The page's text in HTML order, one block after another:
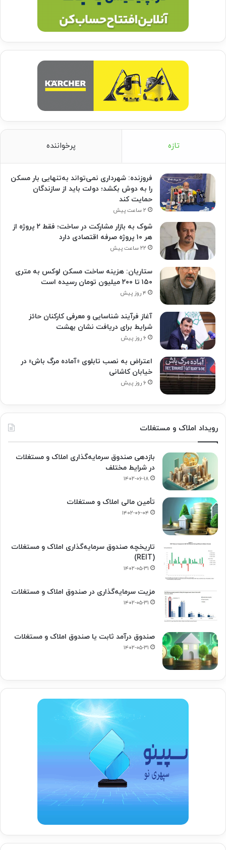
تازه پرخواننده
فروزنده: شهرداری نمی‌تواند به‌تنهایی بار مسکن
را به دوش بکشد؛ دولت باید از سازندگان
حمایت کند
۲ ساعت پیش
شوک به بازار مشارکت در ساخت؛ فقط ۲ پروژه از
هر ۱۰ پروژه صرفه اقتصادی دارد
۲۲ ساعت پیش
ستاریان: هزینه ساخت مسکن لوکس به متری
۱۵۰ تا ۲۰۰ میلیون تومان رسیده است
۴ روز پیش
آغاز فرآیند شناسایی و معرفی کارکنان حائز
شرایط برای دریافت نشان بهشت
۶ روز پیش
اعتراض به نصب تابلوی «آماده مرگ باش» در
خیابان کاشانی
۶ روز پیش
رویداد املاک و مستغلات
بازدهی صندوق سرمایه‌گذاری املاک و مستغلات
در شرایط مختلف
۱۴۰۲-۰۶-۱۸
تأمین مالی املاک و مستغلات
۱۴۰۲-۰۶-۰۴
تاریخچه صندوق سرمایه‌گذاری املاک و مستغلات
(REIT)
۱۴۰۲-۰۵-۳۱
مزیت سرمایه‌گذاری در صندوق املاک و مستغلات
۱۴۰۲-۰۵-۳۱
صندوق درآمد ثابت یا صندوق املاک و مستغلات
۱۴۰۲-۰۵-۳۱